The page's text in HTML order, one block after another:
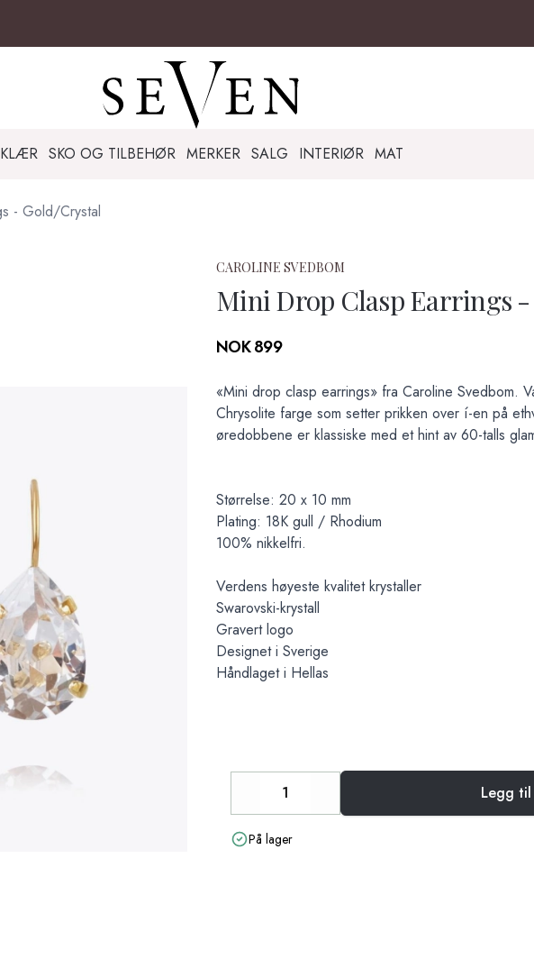
KLÆR SKO OG TILBEHØR MERKER SALG INTERIØR MAT
- Gold/Crystal
CAROLINE SVEDBOM
Mini Drop Clasp Earrings
Produktdetaljer
NOK 899
Description
«Mini drop clasp earrings» fra Caroline Svedbom.
Chrysolite farge som setter prikken over í-en på
øredobbene er klassiske med et hint av 60-talls
Størrelse: 20 x 10 mm
Plating: 18K gull / Rhodium
100% nikkelfri.
Verdens høyeste kvalitet krystaller
Swarovski-krystall
Gravert logo
Designet i Sverige
Håndlaget i Hellas
Decrease Legg
På lager